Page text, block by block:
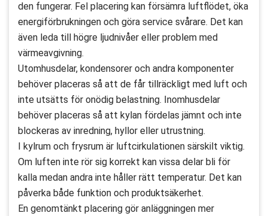
den fungerar. Fel placering kan försämra luftflödet, öka
energiförbrukningen och göra service svårare. Det kan
även leda till högre ljudnivåer eller problem med
värmeavgivning.
Utomhusdelar, kondensorer och andra komponenter
behöver placeras så att de får tillräckligt med luft och
inte utsätts för onödig belastning. Inomhusdelar
behöver placeras så att kylan fördelas jämnt och inte
blockeras av inredning, hyllor eller utrustning.
I kylrum och frysrum är luftcirkulationen särskilt viktig.
Om luften inte rör sig korrekt kan vissa delar bli för
kalla medan andra inte håller rätt temperatur. Det kan
påverka både funktion och produktsäkerhet.
En genomtänkt placering gör anläggningen mer